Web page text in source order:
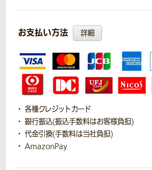
お支払い方法 詳細
各種クレジットカード
銀行振込(振込手数料はお客様負担)
代金引換(手数料は当社負担)
AmazonPay